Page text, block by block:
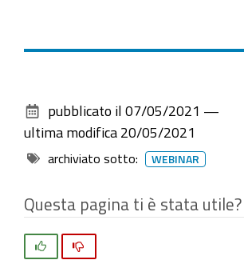
del
Tirolo
e
soluzioni
per
un
documento
pubblicato il 07/05/2021 —
ultima modifica 20/05/2021
archiviato sotto: WEBINAR
Questa pagina ti è stata utile?